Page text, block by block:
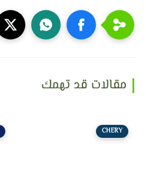
مقالات قد تهمك
CHERY